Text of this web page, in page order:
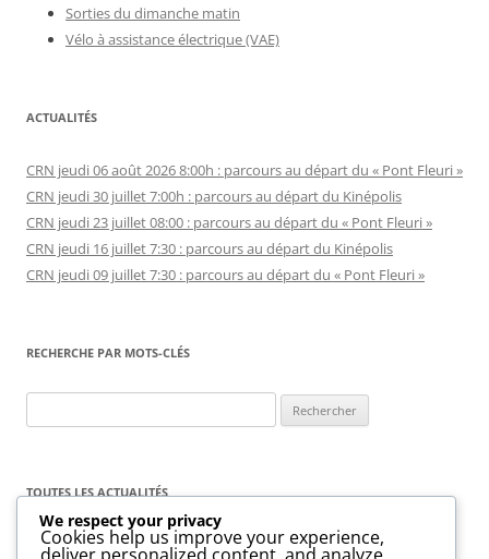
Sorties du dimanche matin
Vélo à assistance électrique (VAE)
ACTUALITÉS
CRN jeudi 06 août 2026 8:00h : parcours au départ du « Pont Fleuri »
CRN jeudi 30 juillet 7:00h : parcours au départ du Kinépolis
CRN jeudi 23 juillet 08:00 : parcours au départ du « Pont Fleuri »
CRN jeudi 16 juillet 7:30 : parcours au départ du Kinépolis
CRN jeudi 09 juillet 7:30 : parcours au départ du « Pont Fleuri »
RECHERCHE PAR MOTS-CLÉS
TOUTES LES ACTUALITÉS
Toutes
les
We respect your privacy
Cookies help us improve your experience,